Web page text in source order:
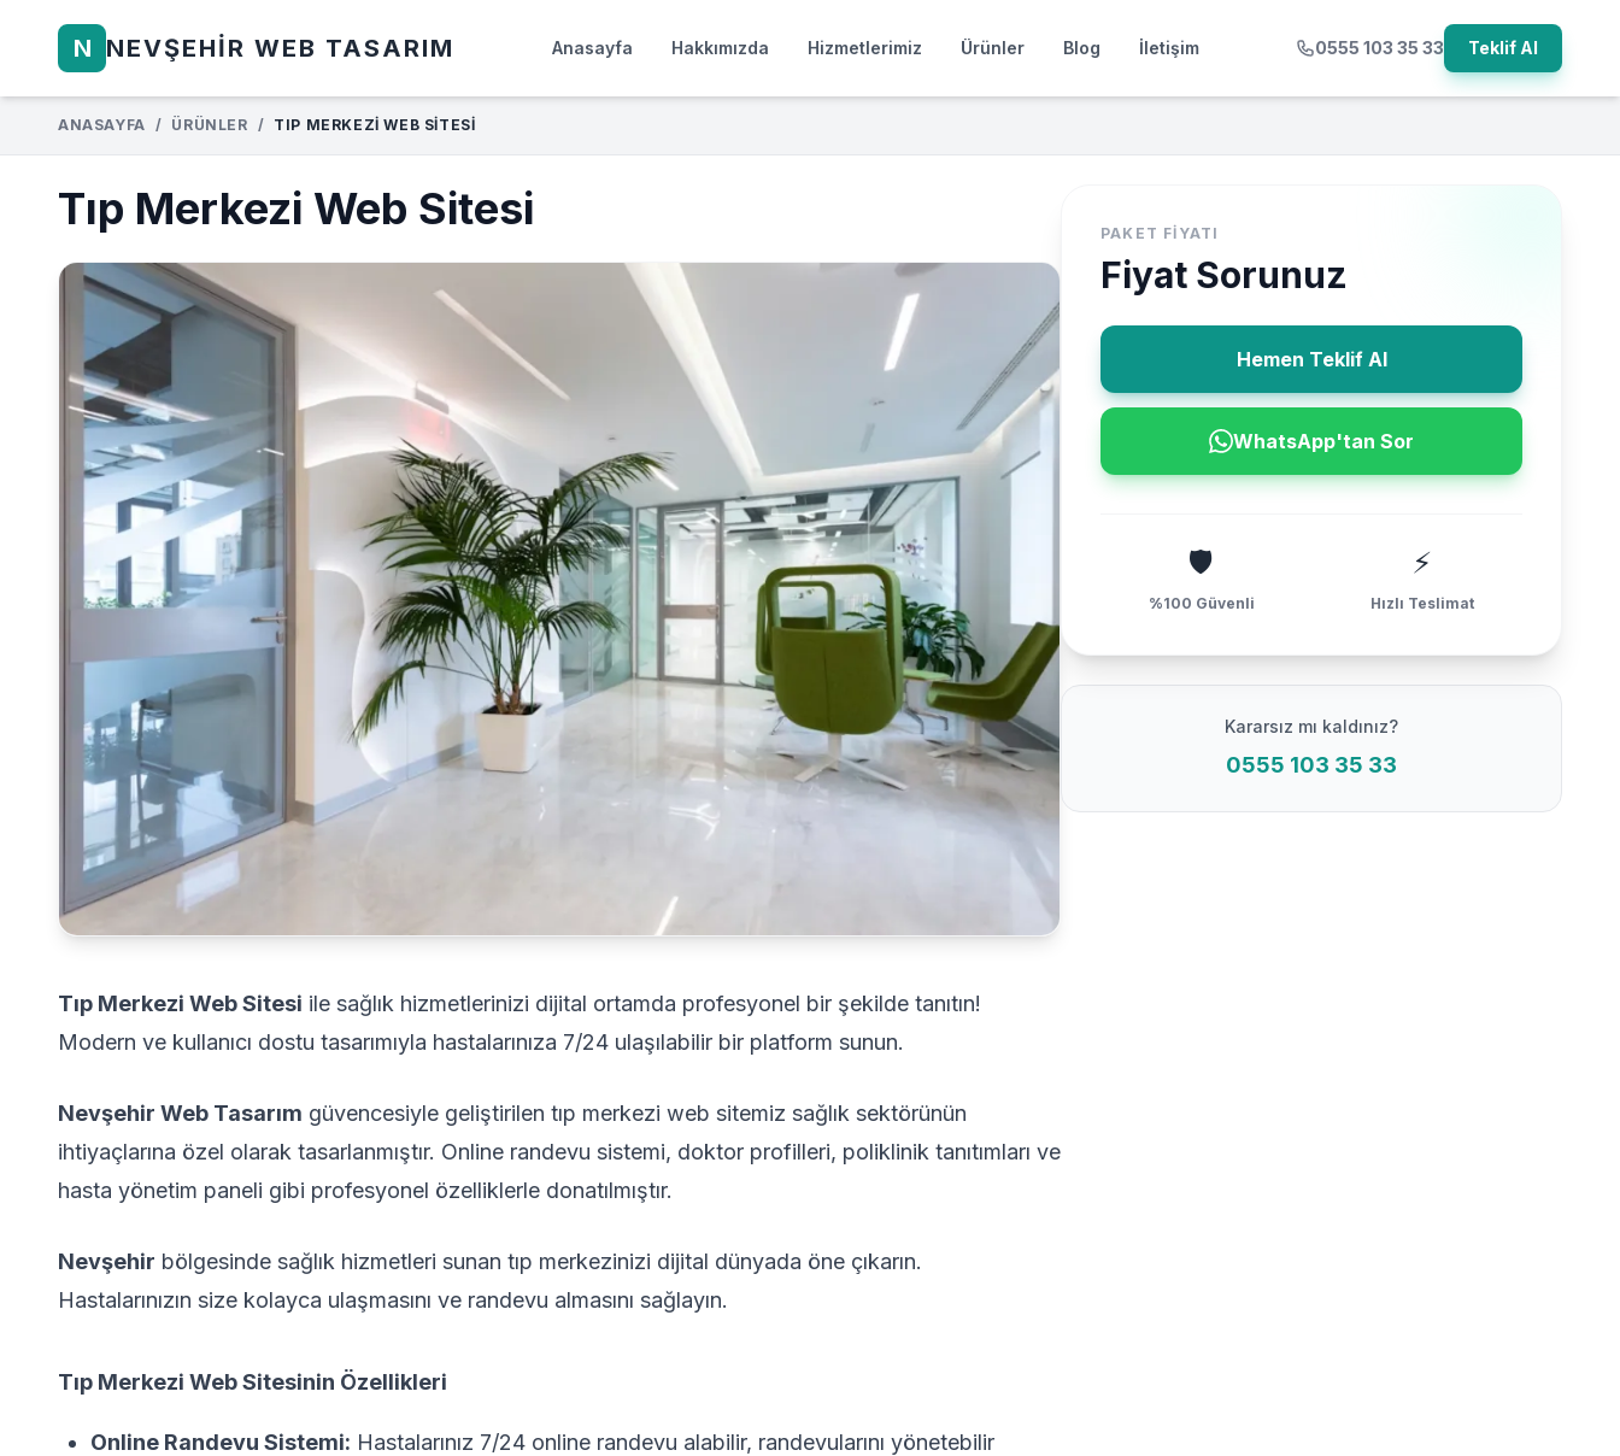
N NEVŞEHIR WEB TASARIM Anasayfa Hakkımızda Hizmetlerimiz Ürünler Blog İletişim 0555 103 35 33 Teklif Al
ANASAYFA / ÜRÜNLER / TIP MERKEZI WEB SITESI
Tıp Merkezi Web Sitesi
Tıp Merkezi Web Sitesi ile sağlık hizmetlerinizi dijital ortamda profesyonel bir şekilde tanıtın!
Modern ve kullanıcı dostu tasarımıyla hastalarınıza 7/24 ulaşılabilir bir platform sunun.
Nevşehir Web Tasarım güvencesiyle geliştirilen tıp merkezi web sitemiz sağlık sektörünün
ihtiyaçlarına özel olarak tasarlanmıştır. Online randevu sistemi, doktor profilleri, poliklinik tanıtımları ve
hasta yönetim paneli gibi profesyonel özelliklerle donatılmıştır.
Nevşehir bölgesinde sağlık hizmetleri sunan tıp merkezinizi dijital dünyada öne çıkarın.
Hastalarınızın size kolayca ulaşmasını ve randevu almasını sağlayın.
Tıp Merkezi Web Sitesinin Özellikleri
Online Randevu Sistemi: Hastalarınız 7/24 online randevu alabilir, randevularını yönetebilir
PAKET FIYATI
Fiyat Sorunuz
Hemen Teklif Al
WhatsApp'tan Sor
🛡️
%100 Güvenli
⚡
Hızlı Teslimat
Kararsız mı kaldınız?
0555 103 35 33